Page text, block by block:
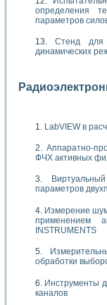
определения
параметров
Стенд для
динамических
LabVIEW в
Аппаратно-
ФЧХ активных
параметров
Измерение
применением
INSTRUMENTS
обработки
Инструменты
каналов